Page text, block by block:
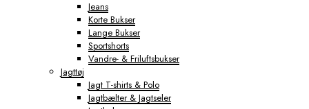
Jeans
Korte Bukser
Lange Bukser
Sportshorts
Vandre- & Friluftsbukser
Jagttøj
Jagt T-shirts & Polo
Jagtbælter & Jagtseler